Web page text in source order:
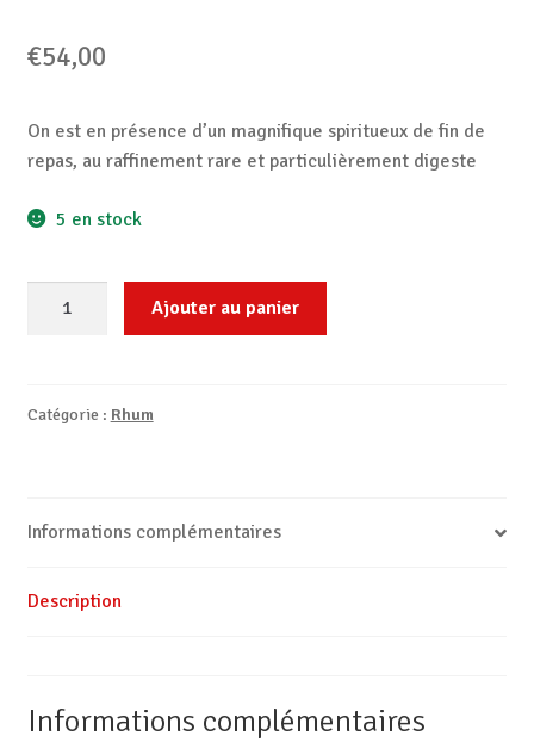
€54,00
On est en présence d’un magnifique spiritueux de fin de
repas, au raffinement rare et particulièrement digeste
5 en stock
vieux
Ajouter au panier
Catégorie : Rhum
Informations complémentaires
Description
Informations complémentaires